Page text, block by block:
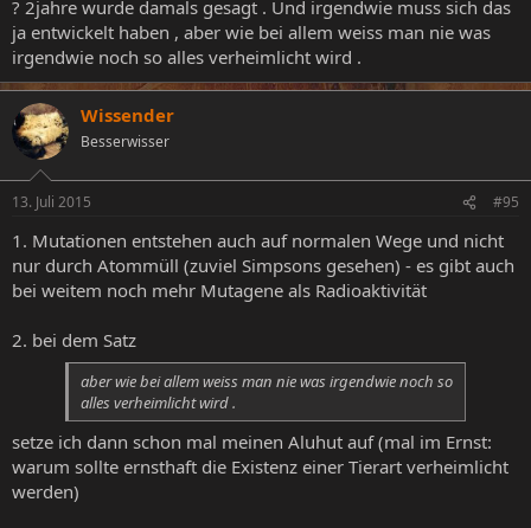
? 2jahre wurde damals gesagt . Und irgendwie muss sich das
ja entwickelt haben , aber wie bei allem weiss man nie was
irgendwie noch so alles verheimlicht wird .
Wissender
Besserwisser
13. Juli 2015 #95
1. Mutationen entstehen auch auf normalen Wege und nicht
nur durch Atommüll (zuviel Simpsons gesehen) - es gibt auch
bei weitem noch mehr Mutagene als Radioaktivität
2. bei dem Satz
aber wie bei allem weiss man nie was irgendwie noch so
alles verheimlicht wird .
setze ich dann schon mal meinen Aluhut auf (mal im Ernst:
warum sollte ernsthaft die Existenz einer Tierart verheimlicht
werden)